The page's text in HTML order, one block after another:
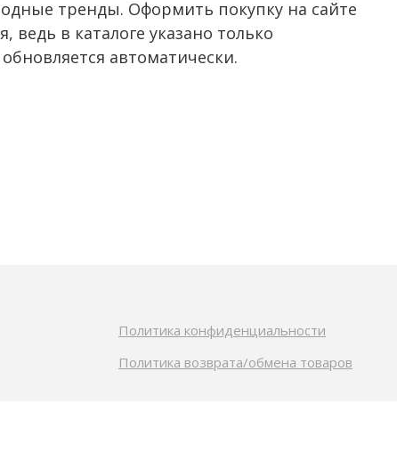
тренды. Оформить покупку на сайте
в каталоге указано только
автоматически.
Политика конфиденциальности
Политика возврата/обмена товаров